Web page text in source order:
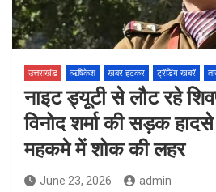
उत्तराखंड ऋषिकेश खबर हटकर ट्रेंडिंग खबरें
नाइट ड्यूटी से लौट रहे
विनोद शर्मा की सड़क
महकमे में शोक की लहर
June 23, 2026 admin